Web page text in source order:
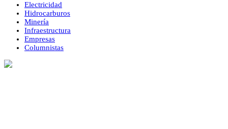
Electricidad
Hidrocarburos
Minería
Infraestructura
Empresas
Columnistas